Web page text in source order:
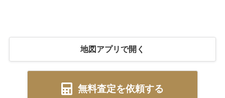
地図アプリで開く
無料査定を依頼する